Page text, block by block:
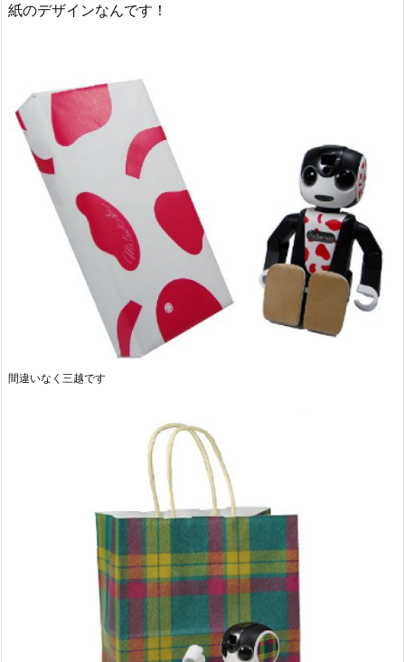
紙のデザインなんです！
間違いなく三越です